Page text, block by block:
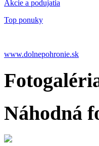
Akcie a podujatia
Top ponuky
www.dolnepohronie.sk
Náhodná